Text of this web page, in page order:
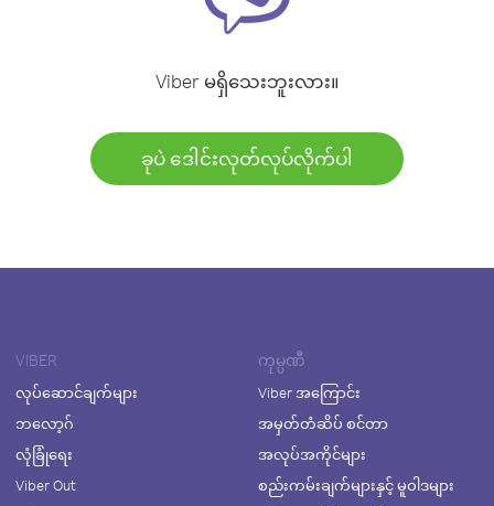
Viber မရှိသေးဘူးလား။
ခုပဲ ဒေါင်းလုတ်လုပ်လိုက်ပါ
VIBER
လုပ်ဆောင်ချက်များ
ဘလော့ဂ်
လုံခြုံရေး
Viber Out
ကုမ္ပဏီ
Viber အကြောင်း
အမှတ်တံဆိပ် စင်တာ
အလုပ်အကိုင်များ
စည်းကမ်းချက်များနှင့် မူဝါဒများ